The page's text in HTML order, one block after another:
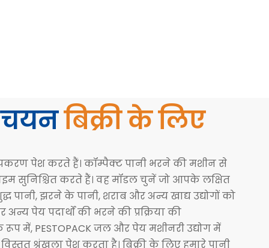
चयनबिक्री के लिए
पेश करते हैं। कॉम्पैक्ट पानी भरने की मशीन से
सुनिश्चित करते हैं। वह मॉडल चुनें जो आपके लक्षित
झरने के पानी, शराब और अन्य खाद्य उद्योगों को
पेय पदार्थों की भरने की प्रक्रिया की
PESTOPACK जल और पेय मशीनरी उद्योग में
श्रृंखला पेश करता है। बिक्री के लिए हमारे पानी